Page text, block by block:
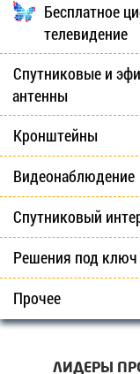
Бесплатное
телевидение
Спутниковые и
антенны
Кронштейны
Видеонаблюдение
Спутниковый
Решения под ключ
Прочее
ЛИДЕРЫ